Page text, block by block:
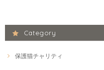
Category
保護猫チャリティ